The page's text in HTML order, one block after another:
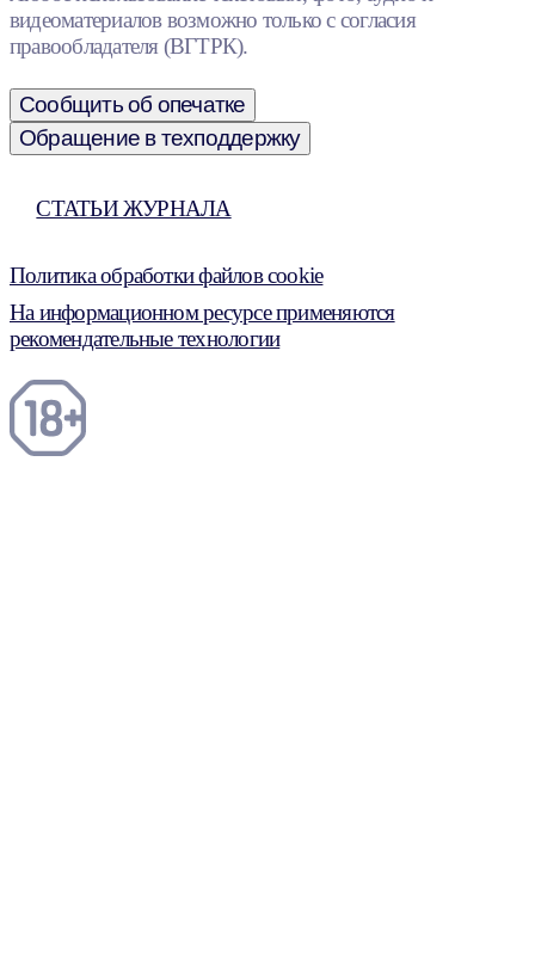
видеоматериалов возможно только с согласия
правообладателя (ВГТРК).
Сообщить об опечатке
Обращение в техподдержку
СТАТЬИ ЖУРНАЛА
Политика обработки файлов cookie
На информационном ресурсе применяются
рекомендательные технологии